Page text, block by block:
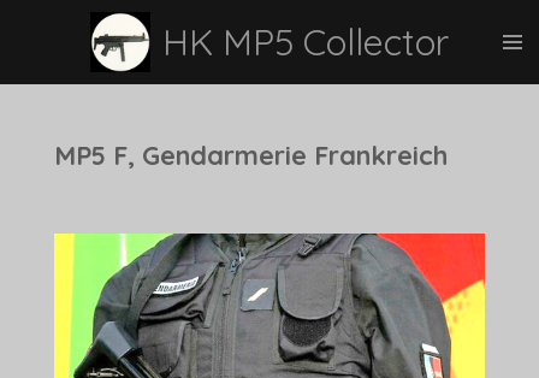
Hauptinhalt
HK MP5 Collector
MP5 F, Gendarmerie Frankreich